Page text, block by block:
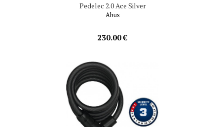
Pedelec 2.0 Ace Silver
Abus
230.00 €